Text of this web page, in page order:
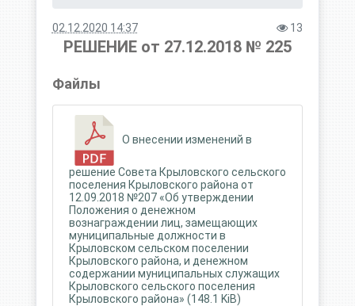
02.12.2020 14:37 13
РЕШЕНИЕ от 27.12.2018 № 225
Файлы
О внесении изменений в
решение Совета Крыловского сельского
поселения Крыловского района от
12.09.2018 №207 «Об утверждении
Положения о денежном
вознаграждении лиц, замещающих
муниципальные должности в
Крыловском сельском поселении
Крыловского района, и денежном
содержании муниципальных служащих
Крыловского сельского поселения
Крыловского района» (148.1 KiB)